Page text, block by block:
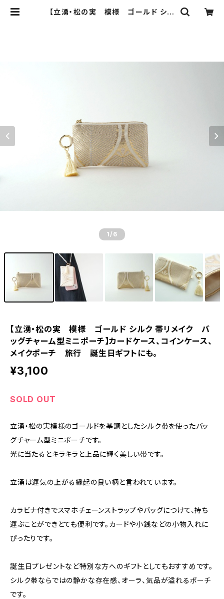
【立湧・松の実 模様 ゴールド シル
ルク帯のクラッチバック、ハンドバック
1 /6
【立湧・松の実 模様 ゴールド シルク 帯リメイク バ
ッグチャーム型ミニポーチ】カードケース、コインケース、
メイクポーチ 旅行 誕生日ギフトにも。
¥3,100
SOLD OUT
立湧・松の実模様のゴールドを基調としたシルク帯を使ったバッ
グチャーム型ミニポーチです。
光に当たるとキラキラと上品に輝く美しい帯です。
立涌は運気の上がる縁起の良い柄と言われています。
カラビナ付きでスマホチェーンストラップやバッグにつけて、持ち
運ぶことができとても便利です。カードや小銭などの小物入れに
ぴったりです。
誕生日プレゼントなど特別な方へのギフトとしてもおすすめです。
シルク帯ならではの静かな存在感、オーラ、気品が溢れるポーチ
です。